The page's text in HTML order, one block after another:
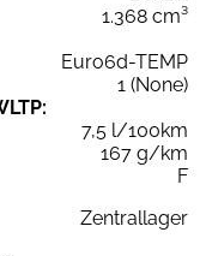
1.368 cm³
Euro6d-TEMP
1 (None)
7,5 l/100km
167 g/km
F
Zentrallager